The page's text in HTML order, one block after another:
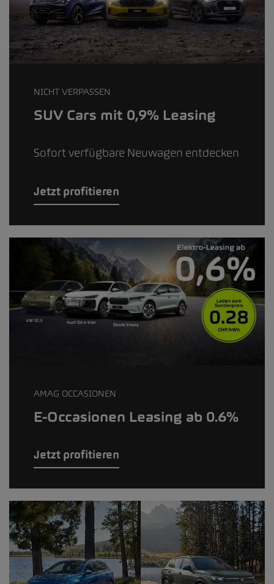
NICHT VERPASSEN
SUV Cars mit 0,9% Leasing
Sofort verfügbare Neuwagen entdecken
Jetzt profitieren
AMAG OCCASIONEN
E-Occasionen Leasing ab 0.6%
Jetzt profitieren